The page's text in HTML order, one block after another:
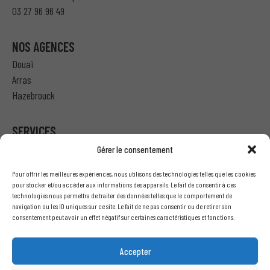
Gérer le consentement
Pour offrir les meilleures expériences, nous utilisons des technologies telles que les cookies
pour stocker et/ou accéder aux informations des appareils. Le fait de consentir à ces
technologies nous permettra de traiter des données telles que le comportement de
navigation ou les ID uniques sur ce site. Le fait de ne pas consentir ou de retirer son
consentement peut avoir un effet négatif sur certaines caractéristiques et fonctions.
Accepter
03 27 96 96 49
NOS AGENCES
Douai
Arras
Hazebrouck
SERVICES
Professionnel – J’ai besoin d’un devis
Nous écrire
Recrutement
INFORMATIONS LÉGALES